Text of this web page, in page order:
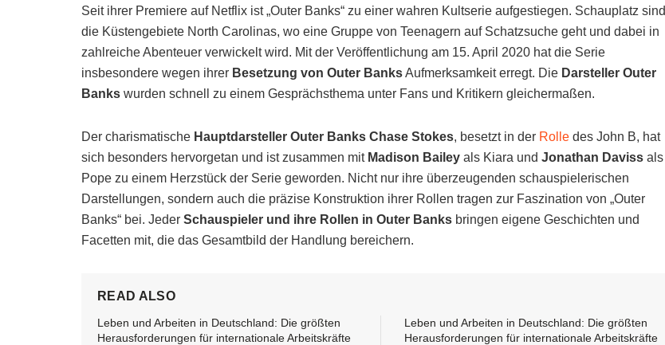
Seit ihrer Premiere auf Netflix ist „Outer Banks“ zu einer wahren Kultserie aufgestiegen. Schauplatz sind
die Küstengebiete North Carolinas, wo eine Gruppe von Teenagern auf Schatzsuche geht und dabei in
zahlreiche Abenteuer verwickelt wird. Mit der Veröffentlichung am 15. April 2020 hat die Serie
insbesondere wegen ihrer Besetzung von Outer BanksAufmerksamkeit erregt. Die Darsteller Outer
Banks wurden schnell zu einem Gesprächsthema unter Fans und Kritikern gleichermaßen.
Der charismatische Hauptdarsteller Outer Banks Chase Stokes, besetzt in der Rolle des John B, hat
sich besonders hervorgetan und ist zusammen mit Madison Bailey als Kiara und Jonathan Daviss als
Pope zu einem Herzstück der Serie geworden. Nicht nur ihre überzeugenden schauspielerischen
Darstellungen, sondern auch die präzise Konstruktion ihrer Rollen tragen zur Faszination von „Outer
Banks“ bei. Jeder Schauspieler und ihre Rollen in Outer Banks bringen eigene Geschichten und
Facetten mit, die das Gesamtbild der Handlung bereichern.
READ ALSO
Leben und Arbeiten in Deutschland: Die größten
Herausforderungen für internationale Arbeitskräfte
Leben und Arbeiten in Deutschland: Die größten
Herausforderungen für internationale Arbeitskräfte